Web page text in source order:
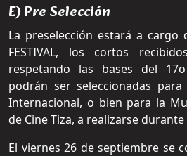
E) Pre Selección
La preselección estará a cargo
FESTIVAL, los cortos
respetando las bases del 17o
podrán ser seleccionadas
Internacional, o bien para la
de Cine Tiza, a realizarse
El viernes 26 de septiembre se